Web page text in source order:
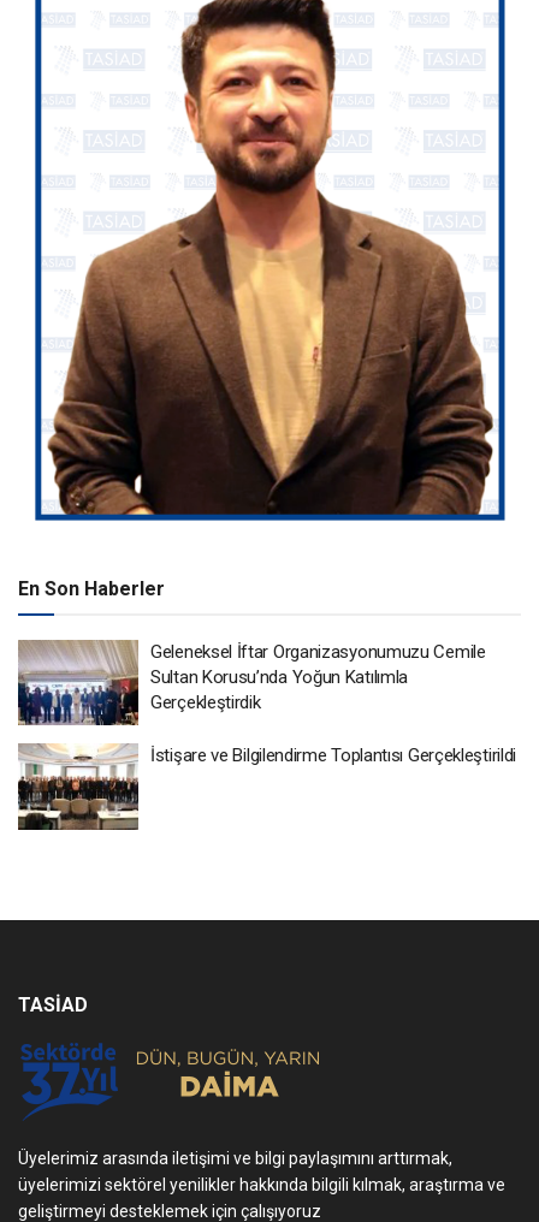
En Son Haberler
Geleneksel İftar Organizasyonumuzu Cemile
Sultan Korusu’nda Yoğun Katılımla
Gerçekleştirdik
İstişare ve Bilgilendirme Toplantısı Gerçekleştirildi
TASİAD
Üyelerimiz arasında iletişimi ve bilgi paylaşımını arttırmak,
üyelerimizi sektörel yenilikler hakkında bilgili kılmak, araştırma ve
geliştirmeyi desteklemek için çalışıyoruz